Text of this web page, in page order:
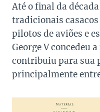
Até o final da
tradicionais
pilotos de aviões e
George V concedeu
contribuiu para sua
principalmente